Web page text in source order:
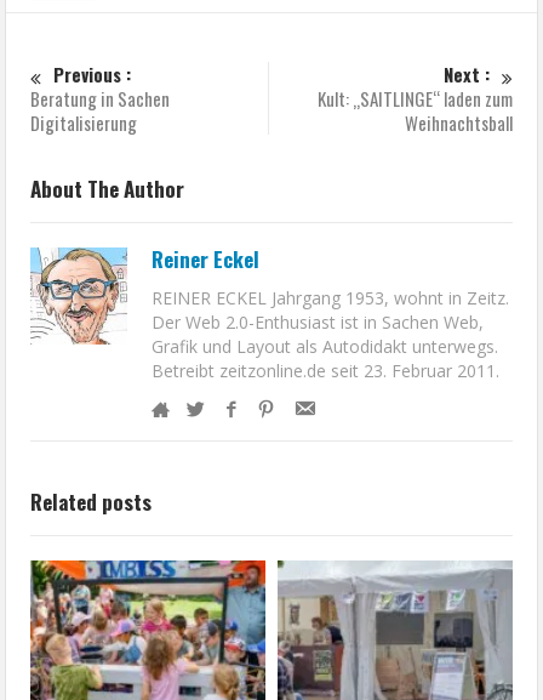
Previous :
Beratung in Sachen
Digitalisierung
Next :
Kult: „SAITLINGE“ laden zum
Weihnachtsball
About The Author
Reiner Eckel
REINER ECKEL Jahrgang 1953, wohnt in Zeitz.
Der Web 2.0-Enthusiast ist in Sachen Web,
Grafik und Layout als Autodidakt unterwegs.
Betreibt zeitzonline.de seit 23. Februar 2011.
Related posts